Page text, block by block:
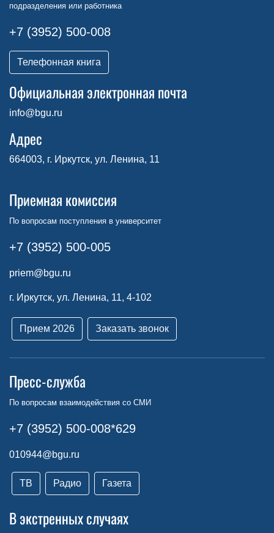
подразделения или работника
+7 (3952) 500-008
Телефонная книга
Официальная электронная почта
info@bgu.ru
Адрес
664003, г. Иркутск, ул. Ленина, 11
Приемная комиссия
По вопросам поступления в университет
+7 (3952) 500-005
priem@bgu.ru
г. Иркутск, ул. Ленина, 11, 4-102
Прием 2026 Заказать звонок
Пресс-служба
По вопросам взаимодействия со СМИ
+7 (3952) 500-008*629
010944@bgu.ru
ТВ Радио Газета
В экстренных случаях